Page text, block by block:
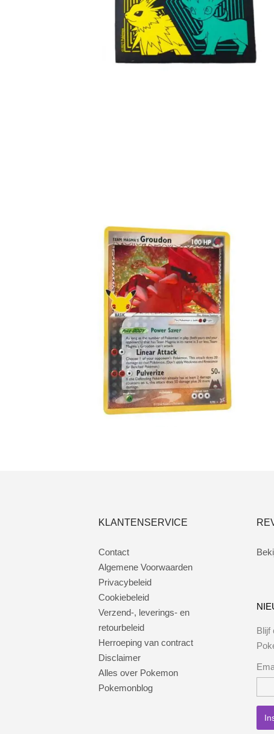
€4.00
KLANTENSERVICE
Contact
Algemene Voorwaarden
Privacybeleid
Cookiebeleid
Verzend-, leverings- en
retourbeleid
Herroeping van contract
Disclaimer
Alles over Pokemon
Pokemonblog
Blijf